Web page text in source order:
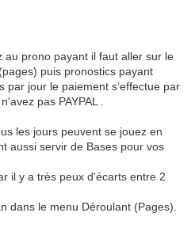
au prono payant il faut aller sur le
puis pronostics payant
par jour le paiement s’effectue par
pas PAYPAL .
les jours peuvent se jouez en
aussi servir de Bases pour vos
il y a très peux d'écarts entre 2
dans le menu Déroulant (Pages).